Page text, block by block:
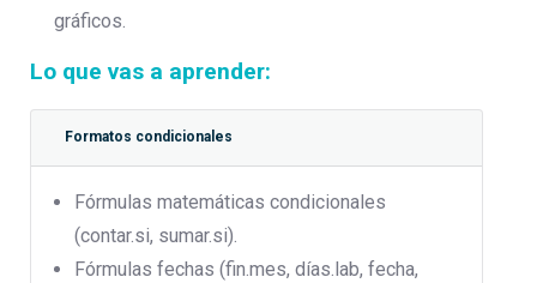
gráficos.
Lo que vas a aprender:
Formatos condicionales
Fórmulas matemáticas condicionales
(contar.si, sumar.si).
Fórmulas fechas (fin.mes, días.lab, fecha,